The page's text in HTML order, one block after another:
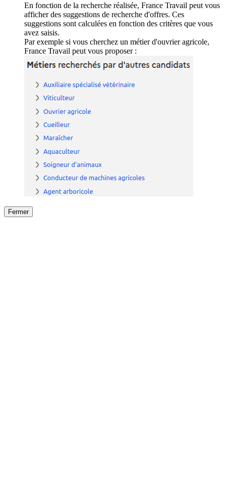
En fonction de la recherche réalisée, France Travail peut vous
afficher des suggestions de recherche d'offres. Ces
suggestions sont calculées en fonction des critères que vous
avez saisis.
Par exemple si vous cherchez un métier d'ouvrier agricole,
France Travail peut vous proposer :
Fermer